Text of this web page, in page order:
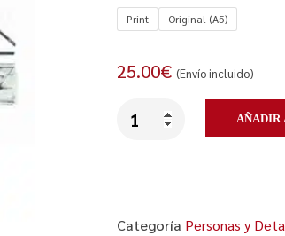
Print Original (A5)
25.00€ (Envío incluido)
AÑADIR
Categoría Personas y